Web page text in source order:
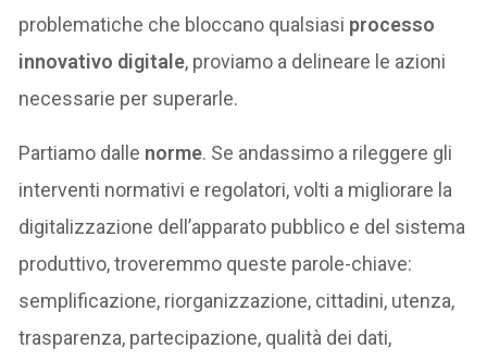
problematiche che bloccano qualsiasi processo
innovativo digitale, proviamo a delineare le azioni
necessarie per superarle.
Partiamo dalle norme. Se andassimo a rileggere gli
interventi normativi e regolatori, volti a migliorare la
digitalizzazione dell’apparato pubblico e del sistema
produttivo, troveremmo queste parole-chiave:
semplificazione, riorganizzazione, cittadini, utenza,
trasparenza, partecipazione, qualità dei dati,